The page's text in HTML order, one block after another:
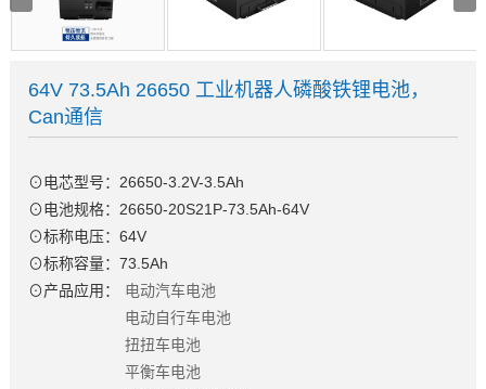
64V 73.5Ah 26650 工业机器人磷酸铁锂电池，
Can通信
⊙电芯型号：26650-3.2V-3.5Ah
⊙电池规格：26650-20S21P-73.5Ah-64V
⊙标称电压：64V
⊙标称容量：73.5Ah
⊙产品应用：
电动汽车电池
电动自行车电池
扭扭车电池
平衡车电池